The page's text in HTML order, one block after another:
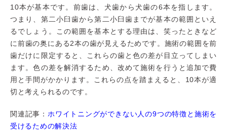
10本が基本です。前歯は、犬歯から犬歯の6本を指します。
つまり、第二小臼歯から第二小臼歯までが基本の範囲といえ
るでしょう。この範囲を基本とする理由は、笑ったときなど
に前歯の奥にある2本の歯が見えるためです。施術の範囲を前
歯だけに限定すると、これらの歯と色の差が目立ってしまい
ます。色の差を解消するため、改めて施術を行うと追加で費
用と手間がかかります。これらの点を踏まえると、10本が適
切と考えられるのです。
関連記事： ホワイトニングができない人の9つの特徴と施術を
受けるための解決法